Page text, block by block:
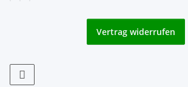
Vertrag widerrufen